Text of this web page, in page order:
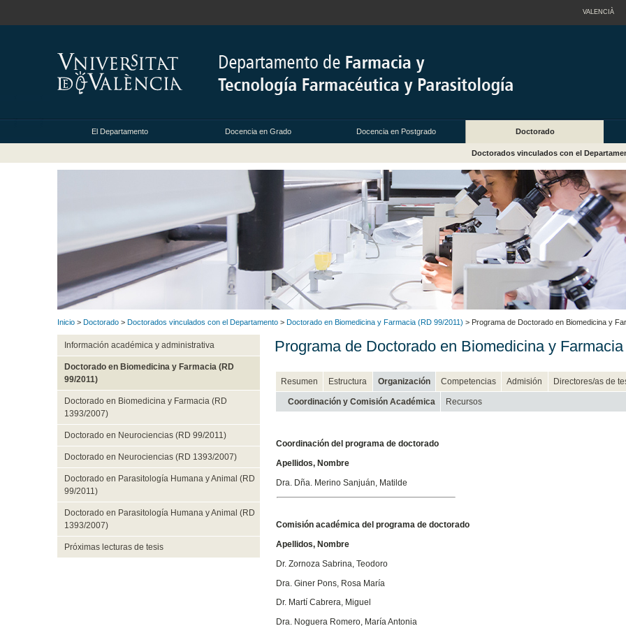
VALENCIÀ
El Departamento Docencia en Grado Docencia en Postgrado Doctorado
Doctorados vinculados con el
Inicio > Doctorado > Doctorados vinculados con el Departamento > Doctorado en Biomedicina y Farmacia (RD 99/2011) > Programa de Doctorado en Biomedicina y
Información académica y administrativa
Doctorado en Biomedicina y Farmacia (RD
99/2011)
Doctorado en Biomedicina y Farmacia (RD
1393/2007)
Doctorado en Neurociencias (RD 99/2011)
Doctorado en Neurociencias (RD 1393/2007)
Doctorado en Parasitología Humana y Animal (RD
99/2011)
Doctorado en Parasitología Humana y Animal (RD
1393/2007)
Próximas lecturas de tesis
Programa de Doctorado en Biomedicina y Farmacia
Resumen Estructura Organización Competencias Admisión Directores/as de
Coordinación y Comisión Académica Recursos
Coordinación del programa de doctorado
Apellidos, Nombre
Dra. Dña. Merino Sanjuán, Matilde
Comisión académica del programa de doctorado
Apellidos, Nombre
Dr. Zornoza Sabrina, Teodoro
Dra. Giner Pons, Rosa María
Dr. Martí Cabrera, Miguel
Dra. Noguera Romero, María Antonia